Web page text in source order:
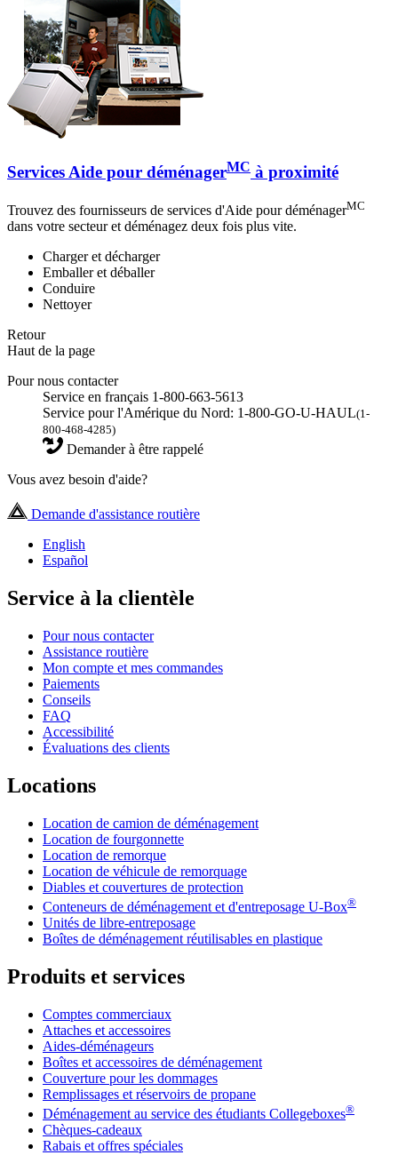
Services Aide pour déménagerMC à proximité
Trouvez des fournisseurs de services d'Aide pour déménagerMC
dans votre secteur et déménagez deux fois plus vite.
Charger et décharger
Emballer et déballer
Conduire
Nettoyer
Retour
Haut de la page
Pour nous contacter
Service en français 1-800-663-5613
Service pour l'Amérique du Nord: 1-800-GO-U-HAUL(1-
800-468-4285)
Demander à être rappelé
Vous avez besoin d'aide?
Demande d'assistance routière
English
Español
Service à la clientèle
Pour nous contacter
Assistance routière
Mon compte et mes commandes
Paiements
Conseils
FAQ
Accessibilité
Évaluations des clients
Locations
Location de camion de déménagement
Location de fourgonnette
Location de remorque
Location de véhicule de remorquage
Diables et couvertures de protection
Conteneurs de déménagement et d'entreposage U-Box®
Unités de libre-entreposage
Boîtes de déménagement réutilisables en plastique
Produits et services
Comptes commerciaux
Attaches et accessoires
Aides-déménageurs
Boîtes et accessoires de déménagement
Couverture pour les dommages
Remplissages et réservoirs de propane
Déménagement au service des étudiants Collegeboxes®
Chèques-cadeaux
Rabais et offres spéciales